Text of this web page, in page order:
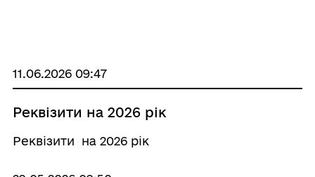
11.06.2026 09:47
Реквізити на 2026 рік
Реквізити на 2026 рік